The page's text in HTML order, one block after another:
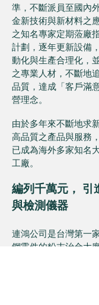
準，不斷派員至國內
金新技術與新材料之
之知名專家定期蒞廠
計劃，逐年更新設備
動化與生產合理化，
之專業人材，不斷地
品質，達成「客戶滿
營理念。
由於多年來不斷地求
高品質之產品與服務
已成為海外多家知名
工廠。
編列千萬元， 引
與檢測儀器
連鴻公司是台灣第一
鋼零件的粉末治金大